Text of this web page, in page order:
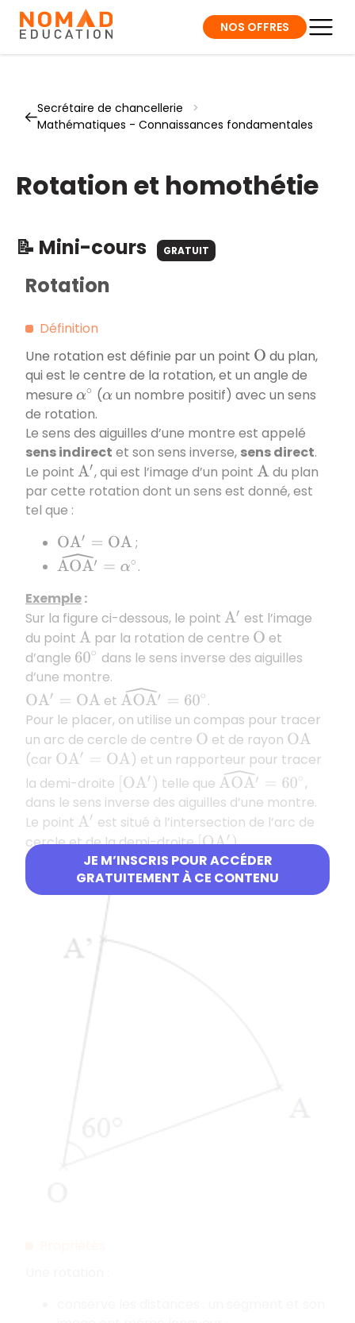
NOS OFFRES
Secrétaire de chancellerie
>
Mathématiques - Connaissances fondamentales
Rotation et homothétie
📝 Mini-cours GRATUIT
JE M’INSCRIS POUR ACCÉDER
GRATUITEMENT À CE CONTENU
Rotation
Définition
Une rotation est définie par un point O du plan,
qui est le centre de la rotation, et un angle de
mesure α∘ (α un nombre positif) avec un sens
de rotation.
Le sens des aiguilles d’une montre est appelé
sens indirect et son sens inverse, sens direct.
Le point A′ , qui est l’image d’un pointAdu plan
par cette rotation dont un sens est donné, est
tel que :
OA′= OA
;
AOA′^=α∘
.
Exemple:
Sur la figure ci-dessous, le point A′ est l’image
du point A par la rotation de centre O et
d’angle 60∘ dans le sens inverse des aiguilles
d’une montre.
OA′= OA et AOA′^=60 ∘
.
Pour le placer, on utilise un compas pour tracer
un arc de cercle de centre O et de rayon OA
(car OA′=
) et un rapporteur pour tracer
la demi-droite OA′) telle que AOA′^= ∘
,
dans le sens inverse des aiguilles d’une montre.
Le point A′ est situé à l’intersection de l’arc de
cercle et de la demi-droite[OA′) .